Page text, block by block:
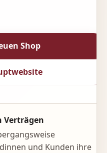
Shop
und Kunden ihre